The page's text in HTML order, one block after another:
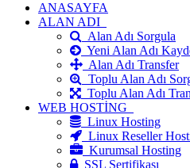
ANASAYFA
ALAN ADI
Alan Adı Sorgula
Yeni Alan Adı
Alan Adı Transfer
Toplu Alan Adı
Toplu Alan Adı
WEB HOSTİNG
Linux Hosting
Linux Reseller
Kurumsal Hosting
SSL Sertifikası